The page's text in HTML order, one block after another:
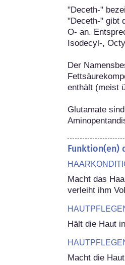
"Deceth-"
"Deceth-" gibt
O- an.
Isodecyl-,
Der
enthält (meist
Glutamate
Funktion(en)
Macht das
verleiht ihm
Hält die Haut
Macht die